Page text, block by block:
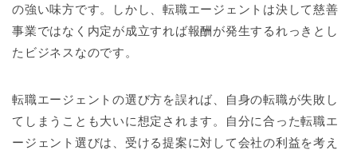
の強い味方です。しかし、転職エージェントは決して慈善
事業ではなく内定が成立すれば報酬が発生するれっきとし
たビジネスなのです。
転職エージェントの選び方を誤れば、自身の転職が失敗し
てしまうことも大いに想定されます。自分に合った転職エ
ージェント選びは、受ける提案に対して会社の利益を考え